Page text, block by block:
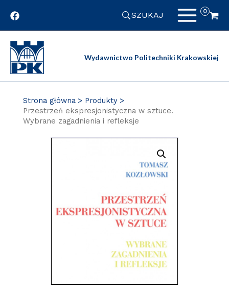
SZUKAJ
Wydawnictwo Politechniki Krakowskiej
Strona główna
Produkty
Przestrzeń ekspresjonistyczna w sztuce.
Wybrane zagadnienia i refleksje